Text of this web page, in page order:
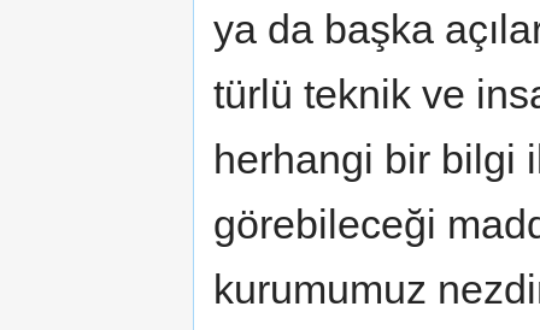
ya da başka
türlü teknik ve
herhangi bir bilgi
görebileceği
kurumumuz